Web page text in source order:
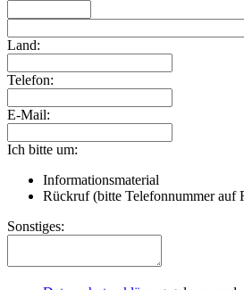
Land:
Telefon:
E-Mail:
Ich bitte um:
Informationsmaterial
Rückruf (bitte Telefonnummer auf
Sonstiges: